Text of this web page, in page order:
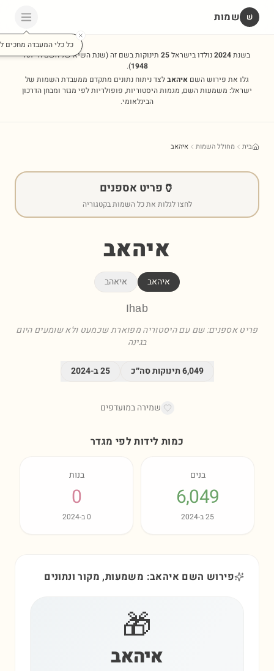
שׁ שמות
כל כלי המעבדה מחכים
בשנת2024נולדו בישראל25 תינוקות בשם זה(שנת השיא של השם הייתה
1948
).
גלו את פירוש השם איהאבלצד ניתוח נתונים מתקדם ממעבדת השמות של
ישראל: משמעות השם, מגמות היסטוריות, פופולריות לפי מגזר ומבחן הדרכון
הבינלאומי.
בית מחולל השמות איהאב
🏺 פריט אספנים
לחצו לגלות את כל השמות בקטגוריה
איהאב
איהאב איאהב
Ihab
פריט אספנים: שם עם היסטוריה מפוארת שכמעט ולא שומעים היום
בגינה
6,049תינוקות סה״כ 25ב-2024
שמירה במועדפים
כמות לידות לפי מגדר
בנים
6,049
25ב-2024
בנות
0
0ב-2024
פירוש השם איהאב: משמעות, מקור ונתונים
🎁
איהאב